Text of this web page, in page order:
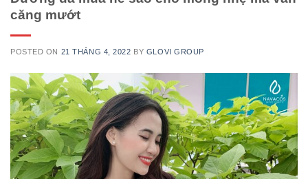
căng mướt
POSTED ON 21 THÁNG 4, 2022 BY GLOVI GROUP